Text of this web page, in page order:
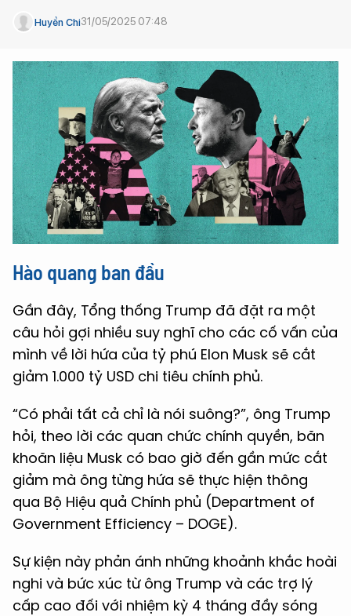
Huyền Chi31/05/2025 07:48
Hào quang ban đầu
Gần đây, Tổng thống Trump đã đặt ra một
câu hỏi gợi nhiều suy nghĩ cho các cố vấn của
mình về lời hứa của tỷ phú Elon Musk sẽ cắt
giảm 1.000 tỷ USD chi tiêu chính phủ.
“Có phải tất cả chỉ là nói suông?”, ông Trump
hỏi, theo lời các quan chức chính quyền, băn
khoăn liệu Musk có bao giờ đến gần mức cắt
giảm mà ông từng hứa sẽ thực hiện thông
qua Bộ Hiệu quả Chính phủ (Department of
Government Efficiency – DOGE).
Sự kiện này phản ánh những khoảnh khắc hoài
nghi và bức xúc từ ông Trump và các trợ lý
cấp cao đối với nhiệm kỳ 4 tháng đầy sóng